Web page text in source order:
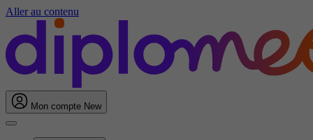
Aller au contenu
Mon compte New